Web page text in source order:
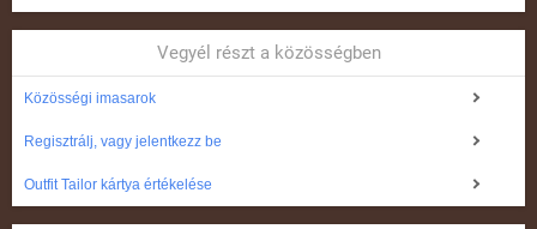
Vegyél részt a közösségben
Közösségi imasarok
Regisztrálj, vagy jelentkezz be
Outfit Tailor kártya értékelése